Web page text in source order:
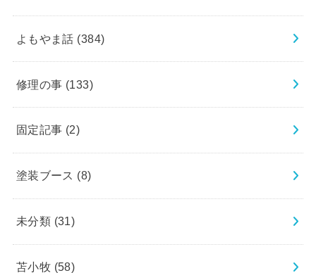
よもやま話 (384)
修理の事 (133)
固定記事 (2)
塗装ブース (8)
未分類 (31)
苫小牧 (58)